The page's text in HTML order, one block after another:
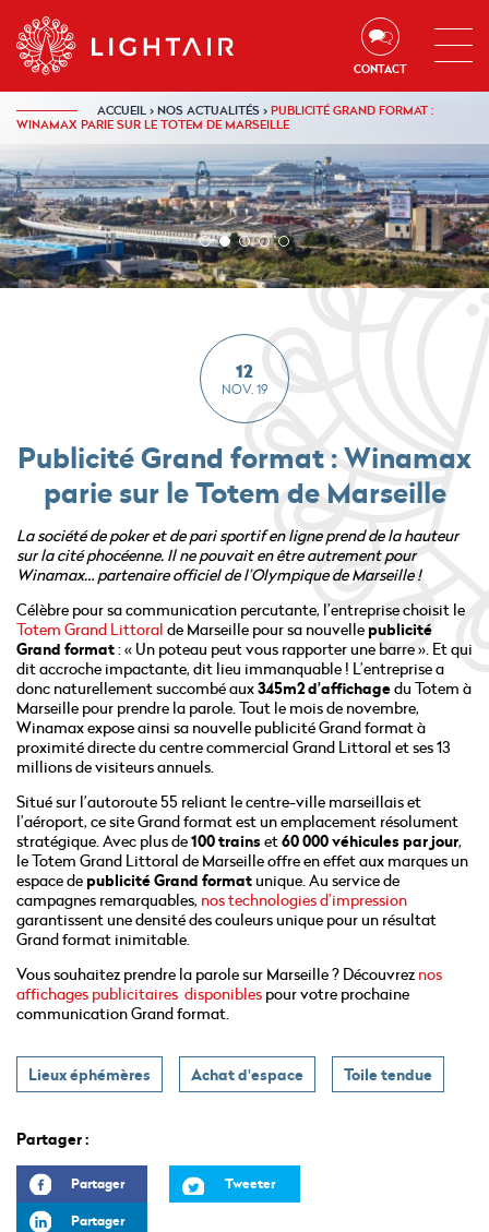
Aller au contenu Aller à la recherche
CONTACT
ACCUEIL›NOS ACTUALITÉS›PUBLICITÉ GRAND FORMAT :
WINAMAX PARIE SUR LE TOTEM DE MARSEILLE
1
sur
1
2
sur
1
3
sur
1
4
sur
1
5
sur
1
Publicité Grand format : Winamax
parie sur le Totem de Marseille
12
NOV. 19
La société de poker et de pari sportif en ligne prend de la hauteur
sur la cité phocéenne. Il ne pouvait en être autrement pour
Winamax… partenaire officiel de l’Olympique de Marseille !
Célèbre pour sa communication percutante, l’entreprise choisit le
Totem Grand Littoral de Marseille pour sa nouvelle publicité
Grand format:« Un poteau peut vous rapporter une barre ». Et qui
dit accroche impactante, dit lieu immanquable ! L’entreprise a
donc naturellement succombé aux345m2 d’affichagedu Totem à
Marseille pour prendre la parole. Tout le mois de novembre,
Winamax expose ainsi sa nouvelle publicité Grand format à
proximité directe du centre commercial Grand Littoral et ses 13
millions de visiteurs annuels.
Situé sur l’autoroute 55 reliant le centre-ville marseillais et
l’aéroport, ce site Grand format est un emplacement résolument
stratégique. Avec plus de100 trainset60 000 véhicules par jour,
le Totem Grand Littoral de Marseille offre en effet aux marques un
espace de publicité Grand formatunique. Au service de
campagnes remarquables, nos technologies d’impression
garantissent une densité des couleurs unique pour un résultat
Grand format inimitable.
Vous souhaitez prendre la parole sur Marseille ? Découvrez nos
affichages publicitaires disponibles pour votre prochaine
communication Grand format.
Lieux éphémères Achat d'espace Toile tendue
Partager :
Partager
Tweeter
Partager